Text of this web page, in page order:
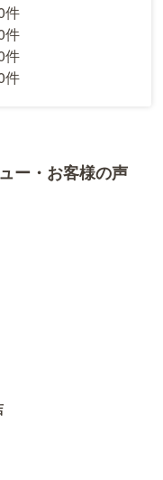
件
件
件
件
ー・お客様の声